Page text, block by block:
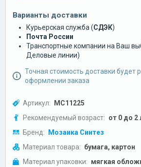
Варианты доставки
Курьерская служба (СДЭК)
Почта России
Транспортные компании на Ваш
Деловые линии)
Точная стоимость доставки будет
оформлении заказа
Артикул: МС11225
Рекомендуемый возраст: от 0 до 2
Бренд: Мозаика Синтез
Материал товара: бумага, картон
Материал упаковки: мягкая